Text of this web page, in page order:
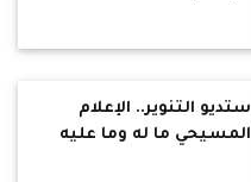
ستديو التنوير.. الإعلام
المسيحي ما له وما عليه